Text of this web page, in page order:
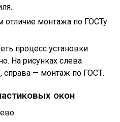
отличие монтажа по ГОСТу
процесс установки
На рисунках слева
— монтаж по ГОСТ.
окон